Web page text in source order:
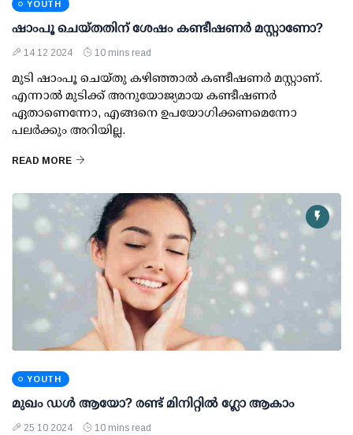
YOUTH
ഷാംപൂ ചെയ്തതിന് ശേഷം കണ്ടീഷണര്‍ മസ്റ്റാണോ?
14 12 2024 10 mins read
മുടി ഷാംപൂ ചെയ്തു കഴിഞ്ഞാല്‍ കണ്ടീഷണര്‍ മസ്റ്റാണ്.
എന്നാല്‍ മുടിക്ക് അനുയോജ്യമായ കണ്ടീഷണര്‍
ഏതാണെന്നോ, എങ്ങനെ ഉപയോഗിക്കണമെന്നോ
പലര്‍ക്കും അറിയില്ല.
READ MORE
YOUTH
മുഖം ഡള്‍ ആയോ? രണ്ട് മിനിറ്റില്‍ ഗ്ലോ ആകാം
25 10 2024 10 mins read